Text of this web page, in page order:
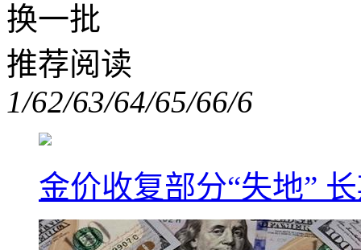
换一批
推荐阅读
1/62/63/64/65/66/6
金价收复部分“失地”